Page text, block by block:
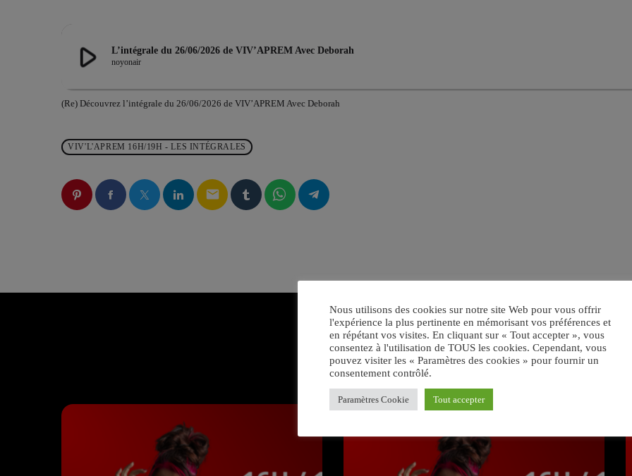
play_arrow L’intégrale du 26/06/2026 de VIV’APREM Avec Deborah
noyonair
(Re) Découvrez l’intégrale du 26/06/2026 de VIV’APREM Avec Deborah
VIV'L'APREM 16H/19H - LES INTÉGRALES
email
VOUS AIMEREZ AUSSI
Nous utilisons des cookies sur notre site Web pour vous offrir
l'expérience la plus pertinente en mémorisant vos préférences et
en répétant vos visites. En cliquant sur « Tout accepter », vous
consentez à l'utilisation de TOUS les cookies. Cependant, vous
pouvez visiter les « Paramètres des cookies » pour fournir un
consentement contrôlé.
Paramètres Cookie Tout accepter